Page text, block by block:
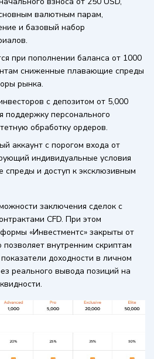
валютным парам,
и базовый набор
при пополнении баланса от 1000
сниженные плавающие спреды
рынка.
с депозитом от 5,000
поддержку персонального
обработку ордеров.
аккаунт с порогом входа от
индивидуальные условия
спреды и доступ к эксклюзивным
заключения сделок с
CFD. При этом
«Инвестментс» закрыты от
позволяет внутренним скриптам
доходности в личном
реального вывода позиций на